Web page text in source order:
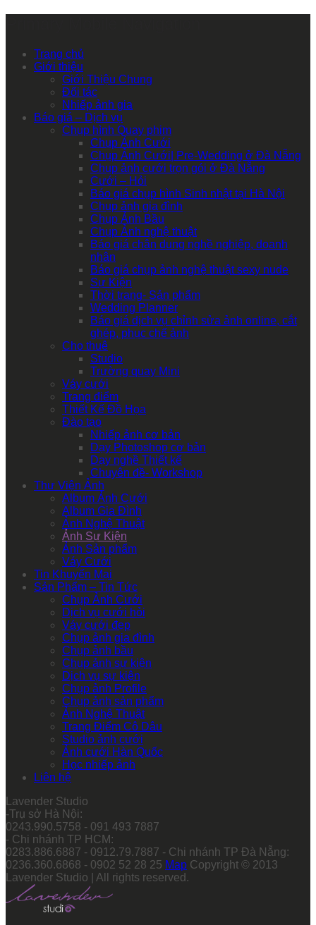
Trang chủ
Giới thiệu
Giới Thiệu Chung
Đối tác
Nhiếp ảnh gia
Báo giá – Dịch vụ
Chụp hình Quay phim
Chụp Ảnh Cưới
Chụp Ảnh Cưới| Pre-Wedding ở Đà Nẵng
Chụp ảnh cưới trọn gói ở Đà Nẵng
Cưới – Hỏi
Báo giá chụp hình Sinh nhật tại Hà Nội
Chụp ảnh gia đình
Chụp Ảnh Bầu
Chụp Ảnh nghệ thuật
Báo giá chân dung nghề nghiệp, doanh
nhân
Báo giá chụp ảnh nghệ thuật sexy nude
Sự Kiện
Thời trang- Sản phẩm
Wedding Planner
Báo giá dịch vụ chỉnh sửa ảnh online, cắt
ghép, phục chế ảnh
Cho thuê
Studio
Trường quay Mini
Váy cưới
Trang điểm
Thiết Kế Đồ Họa
Đào tạo
Nhiếp ảnh cơ bản
Dạy Photoshop cơ bản
Dạy nghề Thiết kế
Chuyên đề- Workshop
Thư Viện Ảnh
Album Ảnh Cưới
Album Gia Đình
Ảnh Nghệ Thuật
Ảnh Sự Kiện
Ảnh Sản phẩm
Váy Cưới
Tin Khuyến Mại
Sản Phẩm – Tin Tức
Chụp Ảnh Cưới
Dịch vụ cưới hỏi
Váy cưới đẹp
Chụp ảnh gia đình
Chụp ảnh bầu
Chụp ảnh sự kiện
Dịch vụ sự kiện
Chụp ảnh Profile
Chụp ảnh sản phẩm
Ảnh Nghệ Thuật
Trang Điểm Cô Dâu
Studio ảnh cưới
Ảnh cưới Hàn Quốc
Học nhiếp ảnh
Liên hệ
Lavender Studio
-Trụ sở Hà Nội:
0243.990.5758 - 091 493 7887
- Chi nhánh TP HCM:
0283.886.6887 - 0912.79.7887 - Chi nhánh TP Đà Nẵng:
0236.360.6868 - 0902 52 28 25 Map Copyright © 2013
Lavender Studio | All rights reserved.